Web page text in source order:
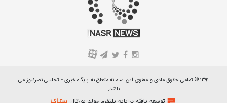
A
۱۳۹۱ © تمامی حقوق مادی و معنوی این سامانه متعلق به پایگاه خبری - تحلیلی نصرنیوز می
باشد.